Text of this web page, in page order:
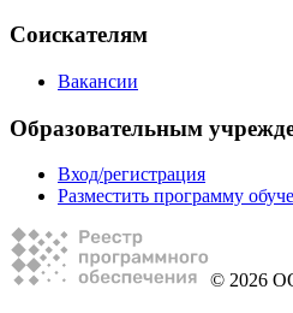
Соискателям
Вакансии
Образовательным
Вход/регистрация
Разместить программу
© 2026